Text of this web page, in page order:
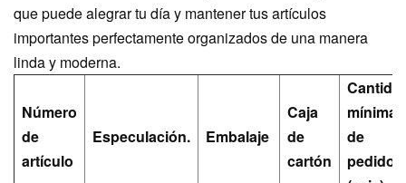
que puede alegrar tu día y mantener tus artículos
importantes perfectamente organizados de una manera
linda y moderna.
Número
de
artículo
Especulación. Embalaje
Caja
de
cartón
mínima
de
pedido